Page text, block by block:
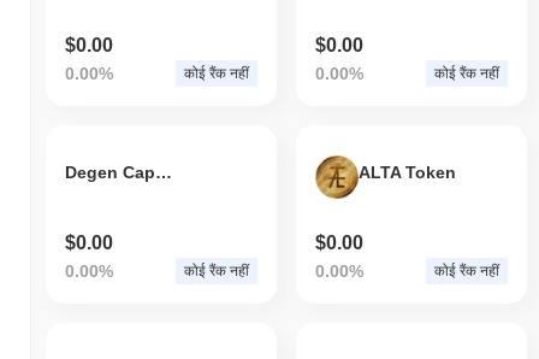
$0.00
0.00% कोई रैंक नहीं
$0.00
0.00% कोई रैंक नहीं
Degen Capital
$0.00
0.00% कोई रैंक नहीं
ALTA Token
$0.00
0.00% कोई रैंक नहीं